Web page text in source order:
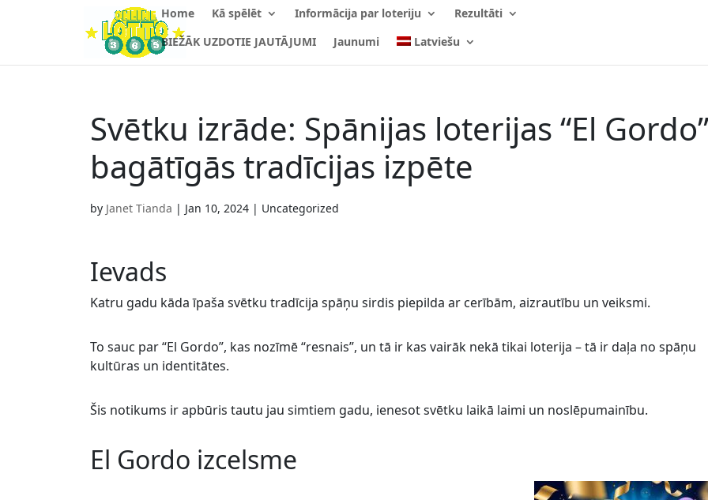
Home Kā spēlēt Informācija par loteriju
Rezultāti
BIEŽĀK UZDOTIE JAUTĀJUMI
Jaunumi Latviešu
Svētku izrāde: Spānijas loterijas “El Gordo”
bagātīgās tradīcijas izpēte
by Janet Tianda | Jan 10, 2024 | Uncategorized
Ievads
Katru gadu kāda īpaša svētku tradīcija spāņu sirdis piepilda ar cerībām, aizrautību un veiksmi.
To sauc par “El Gordo”, kas nozīmē “resnais”, un tā ir kas vairāk nekā tikai loterija – tā ir daļa no spāņu
kultūras un identitātes.
Šis notikums ir apbūris tautu jau simtiem gadu, ienesot svētku laikā laimi un noslēpumainību.
El Gordo izcelsme